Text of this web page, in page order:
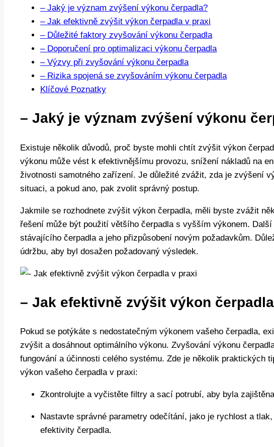
– Jaký je význam zvýšení výkonu čerpadla?
– Jak efektivně zvýšit výkon čerpadla v praxi
– Důležité faktory zvyšování výkonu čerpadla
– Doporučení pro optimalizaci výkonu čerpadla
– Výzvy při zvyšování výkonu čerpadla
– Rizika spojená se zvyšováním výkonu čerpadla
Klíčové Poznatky
– Jaký je význam zvýšení výkonu
Existuje několik důvodů, proč byste mohli chtít zvýšit výkon
výkonu může vést k efektivnějšímu provozu, snížení nákladů na
životnosti samotného zařízení. Je důležité zvážit, zda je zvýšení
situaci, a pokud ano, pak zvolit správný postup.
Jakmile se rozhodnete zvýšit výkon čerpadla, měli byste zvážit
řešení může být použití většího čerpadla s vyšším výkonem.
stávajícího čerpadla a jeho přizpůsobení novým požadavkům.
údržbu, aby byl dosažen požadovaný výsledek.
– Jak efektivně zvýšit výkon
Pokud se potýkáte s nedostatečným výkonem vašeho čerpadla,
zvýšit a dosáhnout optimálního výkonu. Zvyšování výkonu
fungování a účinnosti celého systému. Zde je několik praktických
výkon vašeho čerpadla v praxi:
Zkontrolujte a vyčistěte filtry a sací potrubí, aby byla
Nastavte správné parametry odečítání, jako je rychlost a
efektivity čerpadla.